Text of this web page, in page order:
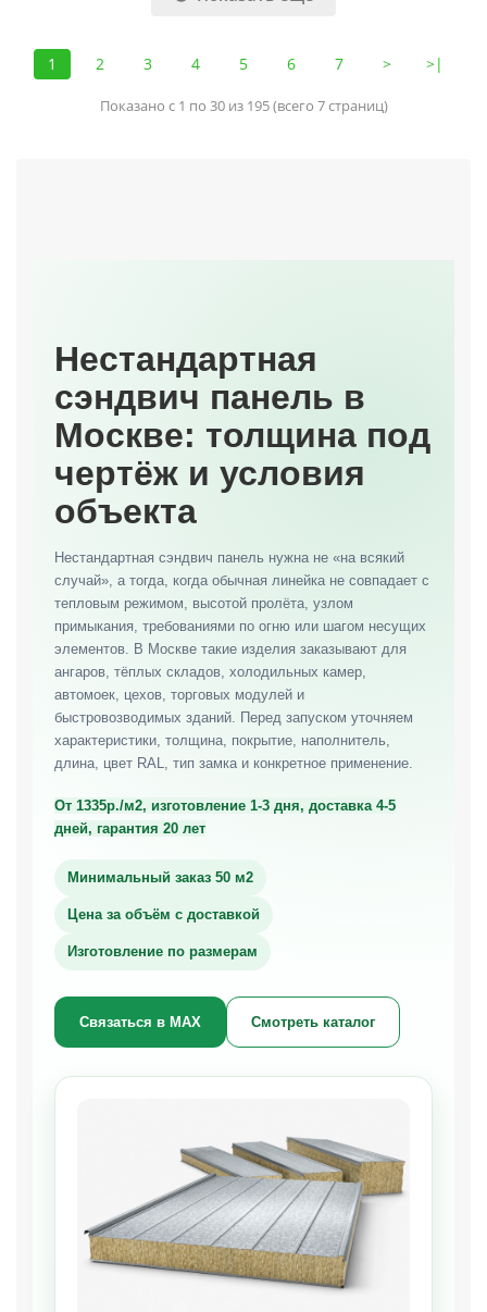
1 2 3 4 5 6 7 > >|
Показано с 1 по 30 из 195 (всего 7 страниц)
Нестандартная
сэндвич панель в
Москве: толщина под
чертёж и условия
объекта
Нестандартная сэндвич панель нужна не «на всякий
случай», а тогда, когда обычная линейка не совпадает с
тепловым режимом, высотой пролёта, узлом
примыкания, требованиями по огню или шагом несущих
элементов. В Москве такие изделия заказывают для
ангаров, тёплых складов, холодильных камер,
автомоек, цехов, торговых модулей и
быстровозводимых зданий. Перед запуском уточняем
характеристики, толщина, покрытие, наполнитель,
длина, цвет RAL, тип замка и конкретное применение.
От 1335р./м2, изготовление 1-3 дня, доставка 4-5
дней, гарантия 20 лет
Минимальный заказ 50 м2
Цена за объём с доставкой
Изготовление по размерам
Связаться в МАХ Смотреть каталог